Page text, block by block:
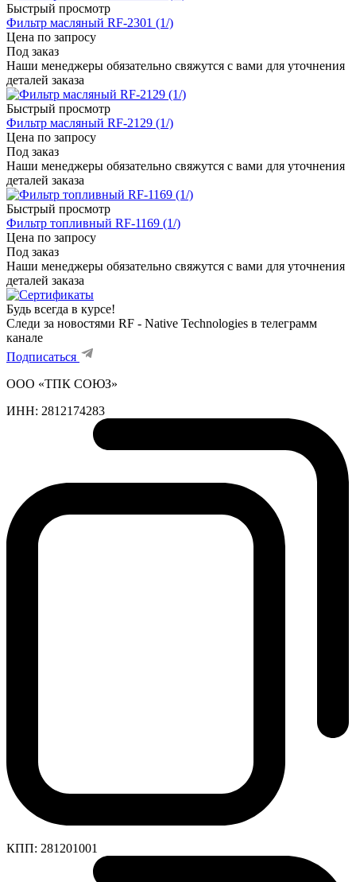
Быстрый просмотр
Фильтр масляный RF-2301 (1/)
Цена по запросу
Под заказ
Наши менеджеры обязательно свяжутся с вами для уточнения
деталей заказа
Быстрый просмотр
Фильтр масляный RF-2129 (1/)
Цена по запросу
Под заказ
Наши менеджеры обязательно свяжутся с вами для уточнения
деталей заказа
Быстрый просмотр
Фильтр топливный RF-1169 (1/)
Цена по запросу
Под заказ
Наши менеджеры обязательно свяжутся с вами для уточнения
деталей заказа
Будь всегда в курсе!
Следи за новостями RF - Native Technologies в телеграмм
канале
Подписаться
ООО «ТПК СОЮЗ»
ИНН: 2812174283
КПП: 281201001